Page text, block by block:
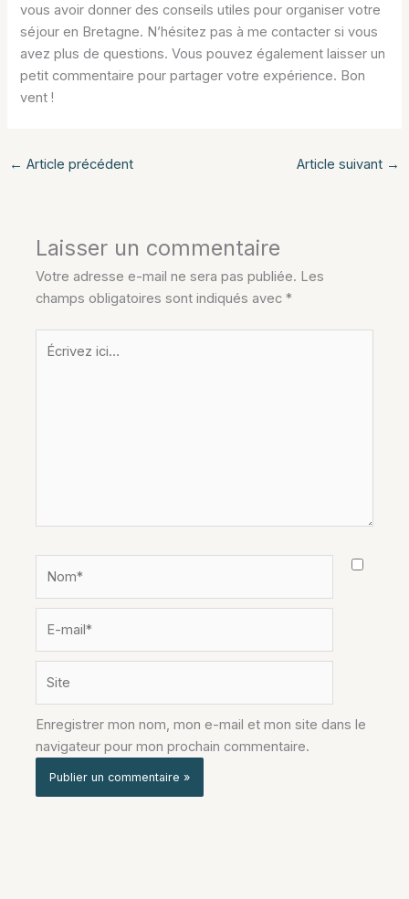
vous avoir donner des conseils utiles pour organiser votre
séjour en Bretagne. N’hésitez pas à me contacter si vous
avez plus de questions. Vous pouvez également laisser un
petit commentaire pour partager votre expérience. Bon
vent !
← Article précédent Article suivant →
Laisser un commentaire
Votre adresse e-mail ne sera pas publiée. Les
champs obligatoires sont indiqués avec*
Écrivez
ici…
mail*
Enregistrer mon nom, mon e-mail et mon site dans le
navigateur pour mon prochain commentaire.